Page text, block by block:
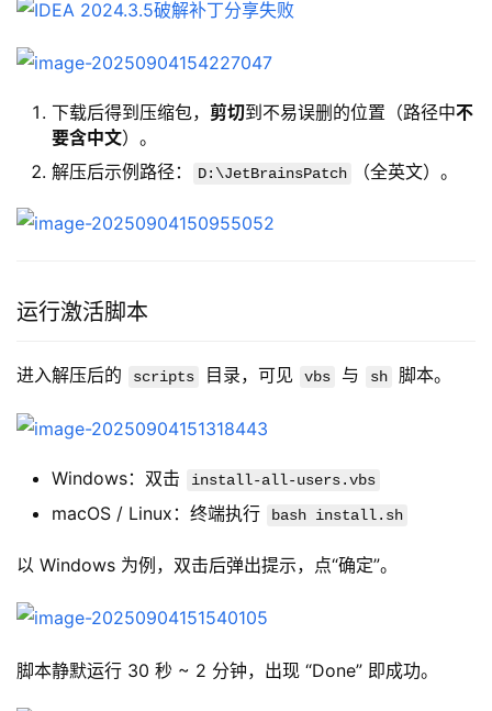
下载后得到压缩包， 剪切到不易误删的位置（路径中不
要含中文）。
解压后示例路径：
D:\JetBrainsPatch （全英文）。
运行激活脚本
进入解压后的 scripts 目录，可见 vbs 与 sh 脚本。
Windows：双击 install-all-users.vbs
macOS / Linux：终端执行 bash install.sh
以 Windows 为例，双击后弹出提示，点“确定”。
脚本静默运行 30 秒 ~ 2 分钟，出现 “Done” 即成功。